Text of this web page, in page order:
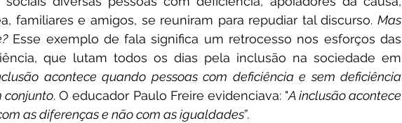
familiares e amigos, se reuniram para repudiar tal discurso. Mas
Esse exemplo de fala significa um retrocesso nos esforços das
que lutam todos os dias pela inclusão na sociedade em
acontece quando pessoas com deficiência e sem deficiência
conjunto. O educador Paulo Freire evidenciava: "A inclusão acontece
as diferenças e não com as igualdades”.